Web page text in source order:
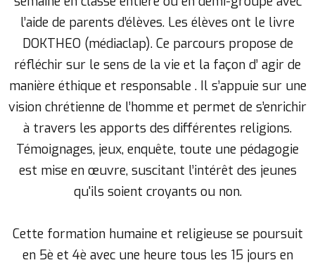
l’aide de parents d’élèves. Les élèves ont le livre
DOKTHEO (médiaclap). Ce parcours propose de
réfléchir sur le sens de la vie et la façon d’ agir de
manière éthique et responsable . Il s’appuie sur une
vision chrétienne de l’homme et permet de s’enrichir
à travers les apports des différentes religions.
Témoignages, jeux, enquête, toute une pédagogie
est mise en œuvre, suscitant l’intérêt des jeunes
qu'ils soient croyants ou non.
Cette formation humaine et religieuse se poursuit
en 5è et 4è avec une heure tous les 15 jours en